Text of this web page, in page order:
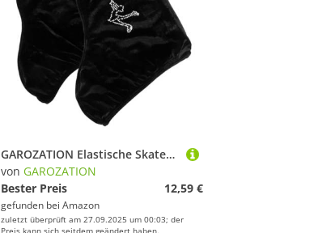
GAROZATION Elastische Skateschuh schutzhülle Kratzfester Schlittschuhüberzug für Eiskunstlauf Outdoor Skates Strapazierfähig Tragbar Schutz für Skate Boots Unisex Schwarz XXXL
von GAROZATION
Bester Preis
12,59 €
gefunden bei Amazon
zuletzt überprüft am 27.09.2025 um 00:03; der
Preis kann sich seitdem geändert haben.